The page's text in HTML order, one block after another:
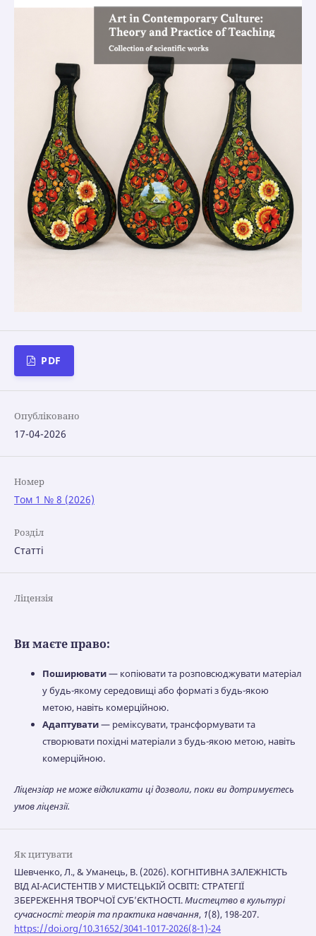
PDF
Опубліковано
17-04-2026
Номер
Том 1 № 8 (2026)
Розділ
Статті
Ліцензія
Ви маєте право:
Поширювати— копіювати та розповсюджувати матеріал
у будь-якому середовищі або форматі з будь-якою
метою, навіть комерційною.
Адаптувати— реміксувати, трансформувати та
створювати похідні матеріали з будь-якою метою, навіть
комерційною.
Ліцензіар не може відкликати ці дозволи, поки ви дотримуєтесь
умов ліцензії.
Як цитувати
Шевченко, Л., & Уманець, В. (2026). КОГНІТИВНА ЗАЛЕЖНІСТЬ
ВІД AI-АСИСТЕНТІВ У МИСТЕЦЬКІЙ ОСВІТІ: СТРАТЕГІЇ
ЗБЕРЕЖЕННЯ ТВОРЧОЇ СУБ’ЄКТНОСТІ.Мистецтво в культурі
сучасності: теорія та практика навчання, 1(8), 198-207.
https://doi.org/10.31652/3041-1017-2026(8-1)-24